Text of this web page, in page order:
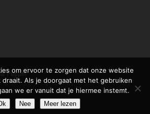
Pepper
om ervoor te zorgen dat onze website
draait. Als je doorgaat met het gebruiken
we er vanuit dat je hiermee instemt.
Nee Meer lezen